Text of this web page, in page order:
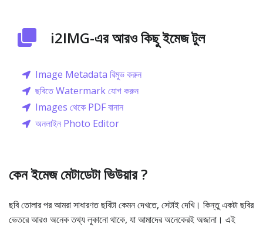
i2IMG-এর আরও কিছু ইমেজ টুল
Image Metadata রিমুভ করুন
ছবিতে Watermark যোগ করুন
Images থেকে PDF বানান
অনলাইন Photo Editor
কেন ইমেজ মেটাডেটা ভিউয়ার ?
ছবি তোলার পর আমরা সাধারণত ছবিটা কেমন দেখতে, সেটাই দেখি। কিন্তু একটা ছবির
ভেতরে আরও অনেক তথ্য লুকানো থাকে, যা আমাদের অনেকেরই অজানা। এই